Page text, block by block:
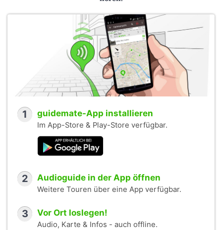
1 guidemate-App installieren
Im App-Store & Play-Store verfügbar.
2 Audioguide in der App öffnen
Weitere Touren über eine App verfügbar.
3 Vor Ort loslegen!
Audio, Karte & Infos - auch offline.